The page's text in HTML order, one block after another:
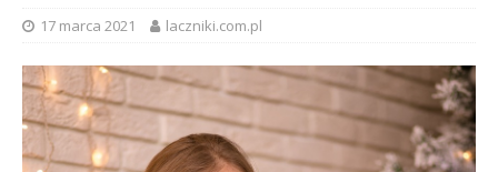
17 marca 2021 laczniki.com.pl